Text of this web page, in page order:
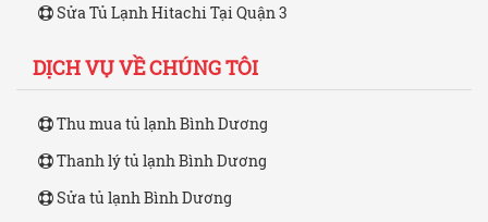
Sửa Tủ Lạnh Hitachi Tại Quận 3
DỊCH VỤ VỀ CHÚNG TÔI
Thu mua tủ lạnh Bình Dương
Thanh lý tủ lạnh Bình Dương
Sửa tủ lạnh Bình Dương